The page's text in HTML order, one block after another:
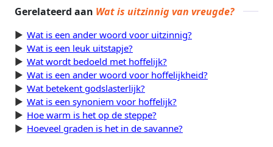
Gerelateerd aan Wat is uitzinnig van vreugde?
Wat is een ander woord voor uitzinnig?
Wat is een leuk uitstapje?
Wat wordt bedoeld met hoffelijk?
Wat is een ander woord voor hoffelijkheid?
Wat betekent godslasterlijk?
Wat is een synoniem voor hoffelijk?
Hoe warm is het op de steppe?
Hoeveel graden is het in de savanne?